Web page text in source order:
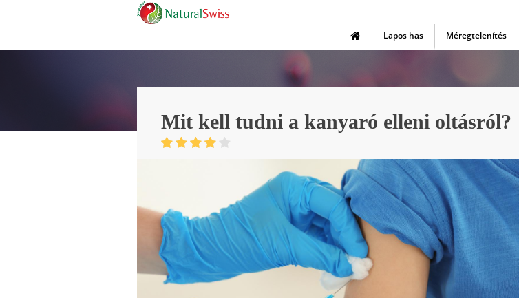
Lapos has Méregtelenítés
Mit kell tudni a kanyaró elleni oltásról?